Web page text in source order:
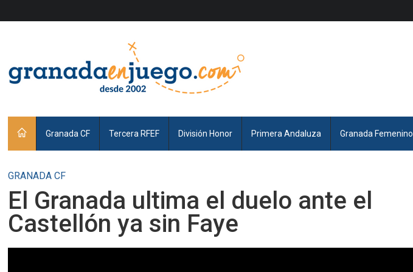
Granada CF Tercera RFEF División Honor Primera Andaluza Granada Femenino
GRANADA CF
El Granada ultima el duelo ante el
Castellón ya sin Faye